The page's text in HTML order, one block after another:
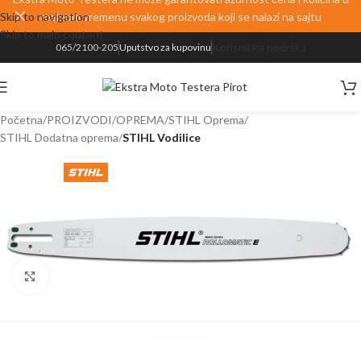
Skip to navigation
Skip to main content
realnom vremenu svakog proizvoda koji se nalazi na sajtu
065/2100-205Uputstvo za kupovinu
Početna PROIZVODI OPREMA STIHL Oprema
STIHL Dodatna oprema STIHL Vodilice